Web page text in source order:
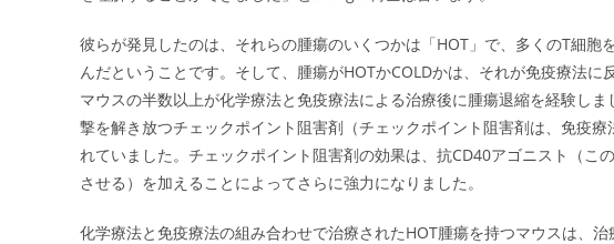
彼らが発見したのは、それらの腫瘍のいくつかは「HOT」で、多くのT細胞
んだということです。そして、腫瘍がHOTかCOLDかは、それが免疫療法
マウスの半数以上が化学療法と免疫療法による治療後に腫瘍退縮を経験し
撃を解き放つチェックポイント阻害剤（チェックポイント阻害剤は、免疫
れていました。チェックポイント阻害剤の効果は、抗CD40アゴニスト（こ
させる）を加えることによってさらに強力になりました。
化学療法と免疫療法の組み合わせで治療されたHOT腫瘍を持つマウスは、